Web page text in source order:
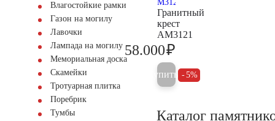
Влагостойкие рамки
Газон на могилу
Лавочки
Лампада на могилу
Мемориальная доска
Скамейки
Тротуарная плитка
Поребрик
Тумбы
Гранитный
крест
AM3121
58.000₽
Купить 5%
Каталог